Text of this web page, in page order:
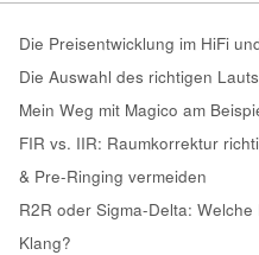
Die Preisentwicklung im HiFi
Die Auswahl des richtigen
Mein Weg mit Magico am
FIR vs. IIR: Raumkorrektur
& Pre-Ringing vermeiden
R2R oder Sigma-Delta:
Klang?